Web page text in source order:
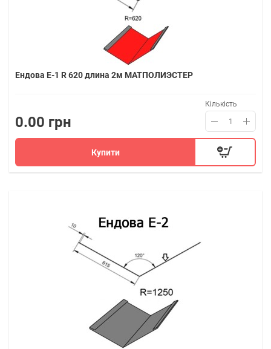
Ендова Е-1 R 620 длина 2м МАТПОЛИЭСТЕР
0.00 грн
Кількість
Купити